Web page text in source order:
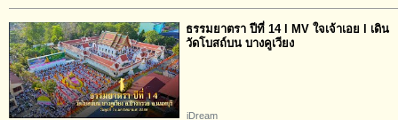
ธรรมยาตรา ปีที่ 14 l MV ใจเจ้าเอย l เดิน
วัดโบสถ์บน บางคูเวียง
iDream